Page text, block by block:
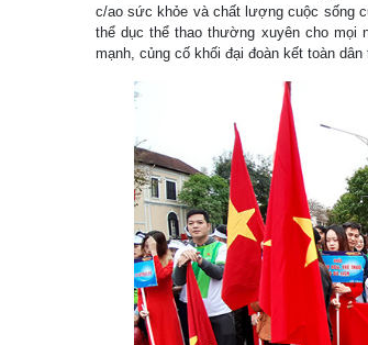
c/ao sức khỏe và chất lượng cuộc sống
thể dục thể thao thường xuyên cho
mạnh, củng cố khối đại đoàn kết toàn dân